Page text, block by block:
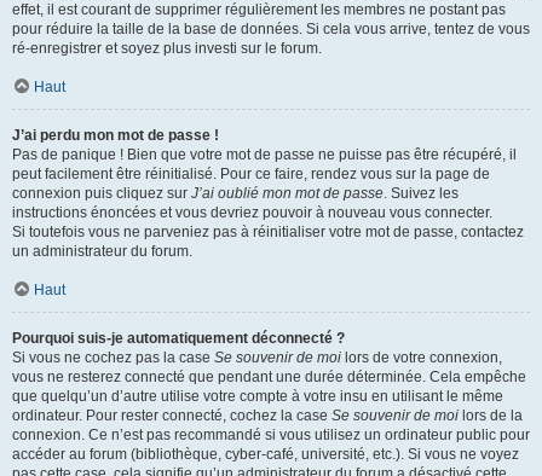
effet, il est courant de supprimer régulièrement les membres ne postant pas
pour réduire la taille de la base de données. Si cela vous arrive, tentez de vous
ré-enregistrer et soyez plus investi sur le forum.
Haut
J’ai perdu mon mot de passe !
Pas de panique ! Bien que votre mot de passe ne puisse pas être récupéré, il
peut facilement être réinitialisé. Pour ce faire, rendez vous sur la page de
connexion puis cliquez sur J’ai oublié mon mot de passe. Suivez les
instructions énoncées et vous devriez pouvoir à nouveau vous connecter.
Si toutefois vous ne parveniez pas à réinitialiser votre mot de passe, contactez
un administrateur du forum.
Haut
Pourquoi suis-je automatiquement déconnecté ?
Si vous ne cochez pas la case Se souvenir de moi lors de votre connexion,
vous ne resterez connecté que pendant une durée déterminée. Cela empêche
que quelqu’un d’autre utilise votre compte à votre insu en utilisant le même
ordinateur. Pour rester connecté, cochez la case Se souvenir de moi lors de la
connexion. Ce n’est pas recommandé si vous utilisez un ordinateur public pour
accéder au forum (bibliothèque, cyber-café, université, etc.). Si vous ne voyez